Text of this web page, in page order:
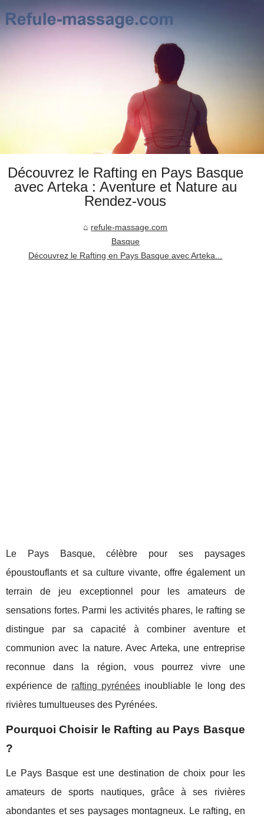
Découvrez le Rafting en Pays Basque
avec Arteka : Aventure et Nature au
Rendez-vous
refule-massage.com
Basque
Découvrez le Rafting en Pays Basque avec Arteka...
Le Pays Basque, célèbre pour ses paysages
époustouflants et sa culture vivante, offre également un
terrain de jeu exceptionnel pour les amateurs de
sensations fortes. Parmi les activités phares, le rafting se
distingue par sa capacité à combiner aventure et
communion avec la nature. Avec Arteka, une entreprise
reconnue dans la région, vous pourrez vivre une
expérience de rafting pyrénées inoubliable le long des
rivières tumultueuses des Pyrénées.
Pourquoi Choisir le Rafting au Pays Basque
?
Le Pays Basque est une destination de choix pour les
amateurs de sports nautiques, grâce à ses rivières
abondantes et ses paysages montagneux. Le rafting, en